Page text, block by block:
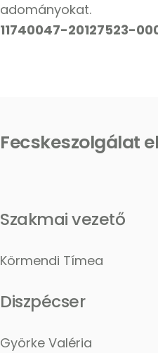
adományokat.
11740047-20127523-
Fecskeszolgálat
Szakmai vezető
Körmendi Tímea
Diszpécser
Györke Valéria